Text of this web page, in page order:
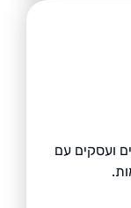
עם